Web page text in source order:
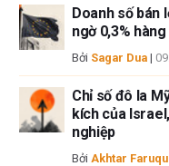
Doanh số bán
ngờ 0,3%
Bởi Sagar Dua |
Chỉ số đô la
kích của
nghiệp
Bởi Akhtar